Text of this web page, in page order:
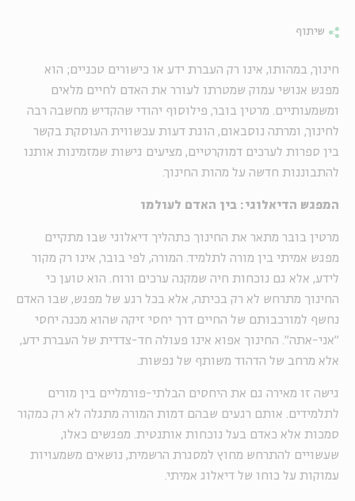
שיתוף
חינוך, במהותו, אינו רק העברת ידע או כישורים טכניים; הוא
מפגש אנושי עמוק שמטרתו לעורר את האדם לחיים מלאים
ומשמעותיים. מרטין בובר, פילוסוף יהודי שהקדיש מחשבה רבה
לחינוך, ומרתה נוסבאום, הוגת דעות עכשווית העוסקת בקשר
בין ספרות לערכים דמוקרטיים, מציעים גישות שמזמינות אותנו
להתבוננות חדשה על מהות החינוך.
המפגש הדיאלוגי: בין האדם לעולמו
מרטין בובר מתאר את החינוך כתהליך דיאלוגי שבו מתקיים
מפגש אמיתי בין מורה לתלמיד. המורה, לפי בובר, אינו רק מקור
לידע, אלא גם נוכחות חיה שמקנה ערכים ורוח. הוא טוען כי
החינוך מתרחש לא רק בכיתה, אלא בכל רגע של מפגש, שבו האדם
נחשף למורכבותם של החיים דרך יחסי זיקה שהוא מכנה יחסי
"אני-אתה". החינוך אפוא אינו פעולה חד-צדדית של העברת ידע,
אלא מרחב של הדהוד משותף של נפשות.
גישה זו מאירה גם את היחסים הבלתי-פורמליים בין מורים
לתלמידים. אותם רגעים שבהם דמות המורה מתגלה לא רק כמקור
סמכות אלא כאדם בעל נוכחות אותנטית. מפגשים כאלו,
שעשויים להתרחש מחוץ למסגרת הרשמית, נושאים משמעויות
עמוקות על כוחו של דיאלוג אמיתי.